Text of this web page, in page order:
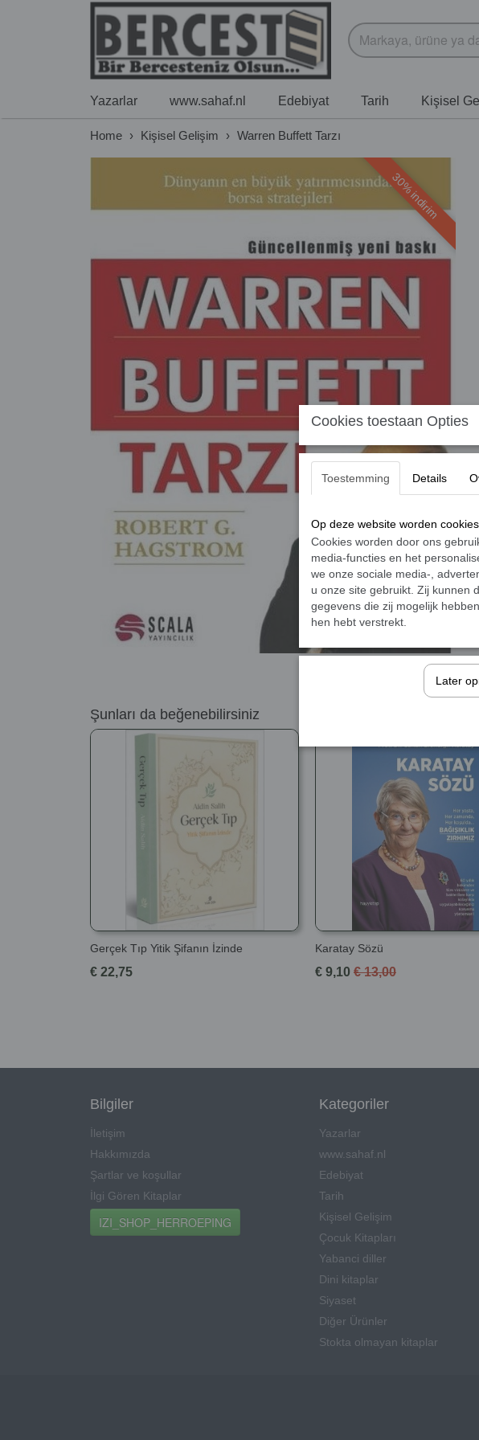
Yazarlar www.sahaf.nl Edebiyat Tarih Kişisel
Home › Kişisel Gelişim › Warren Buffett Tarzı
30% indirim
Şunları da beğenebilirsiniz
Gerçek Tıp Yitik Şifanın İzinde
€ 22,75
Karatay Sözü
€ 9,10 € 13,00
Bilgiler
İletişim
Hakkımızda
Şartlar ve koşullar
İlgi Gören Kitaplar
IZI_SHOP_HERROEPING
Kategoriler
Yazarlar
www.sahaf.nl
Edebiyat
Tarih
Kişisel Gelişim
Çocuk Kitapları
Yabanci diller
Dini kitaplar
Siyaset
Diğer Ürünler
Stokta olmayan kitaplar
Cookies toestaan Opties
Toestemming Details
Op deze website worden
Cookies worden door ons
media-functies en het
we onze sociale media-,
u onze site gebruikt. Zij kunnen
gegevens die zij mogelijk
hen hebt verstrekt.
Later